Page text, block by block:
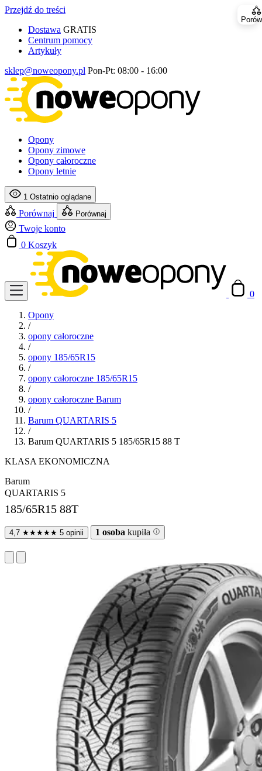
Przejdź do treści
Dostawa GRATIS
Centrum pomocy
Artykuły
sklep@noweopony.pl Pon-Pt: 08:00 - 16:00
Opony
Opony zimowe
Opony całoroczne
Opony letnie
1 Ostatnio oglądane
Porównaj Porównaj
Twoje konto
0 Koszyk
0
Opony
/
opony całoroczne
/
opony 185/65R15
/
opony całoroczne 185/65R15
/
opony całoroczne Barum
/
Barum QUARTARIS 5
/
Barum QUARTARIS 5 185/65R15 88 T
KLASA EKONOMICZNA
Barum
QUARTARIS 5
185/65R15 88T
4,7 ★★★★★ 5 opinii 1 osoba kupiła